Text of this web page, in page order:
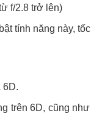
f/2.8 trở lên)
tính năng này, tốc
6D.
trên 6D, cũng như